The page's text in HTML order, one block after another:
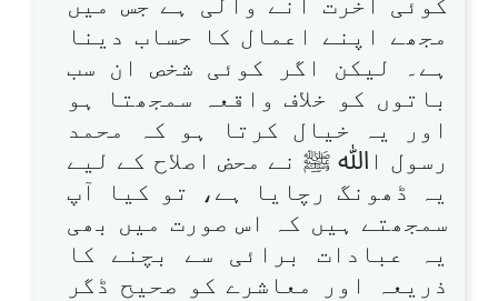
مجھے اپنے اعمال کا حساب دینا
ہے۔ لیکن اگر کوئی شخص ان سب
باتوں کو خلاف واقعہ سمجھتا ہو
اور یہ خیال کرتا ہو کہ محمد
رسول اﷲ ﷺ نے محض اصلاح کے لیے
یہ ڈھونگ رچایا ہے، تو کیا آپ
سمجھتے ہیں کہ اس صورت میں بھی
یہ عبادات برائی سے بچنے کا
ذریعہ اور معاشرے کو صحیح ڈگر